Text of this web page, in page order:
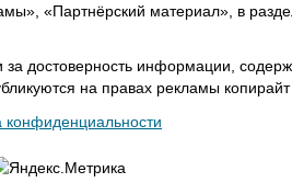
«Партнёрский материал», в
за достоверность информации,
на правах рекламы копирайт
конфиденциальности